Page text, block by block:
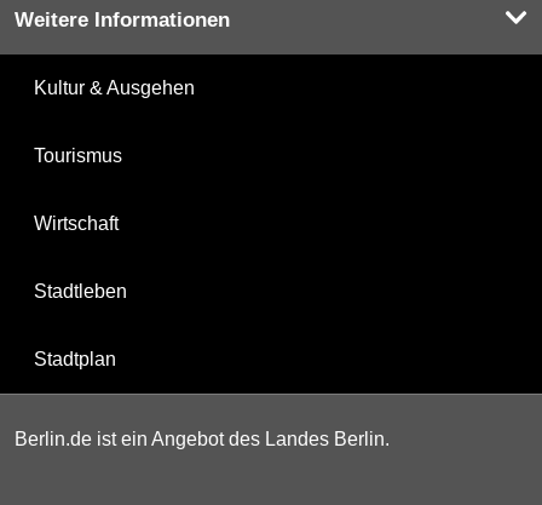
Weitere Informationen
Kultur & Ausgehen
Tourismus
Wirtschaft
Stadtleben
Stadtplan
Berlin.de ist ein Angebot des Landes Berlin.